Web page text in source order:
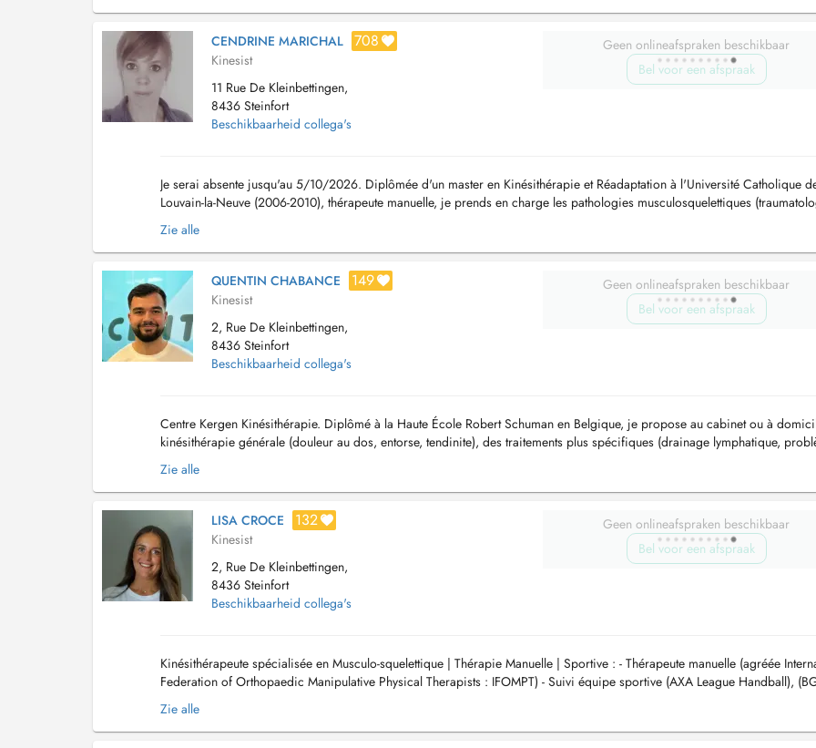
CENDRINE MARICHAL 708
Kinesist
11 Rue De Kleinbettingen,
8436 Steinfort
Beschikbaarheid collega's
Geen onlineafspraken beschikbaar
Bel voor een afspraak
Je serai absente jusqu'au 5/10/2026. Diplômée d'un master en Kinésithérapie et Réadaptation à l'Université Catholique
Louvain-la-Neuve (2006-2010), thérapeute manuelle, je prends en charge les pathologies musculosquelettiques
orthopédie simple ou complexe et post opératoire),...
Zie alle
QUENTIN CHABANCE 149
Kinesist
2, Rue De Kleinbettingen,
8436 Steinfort
Beschikbaarheid collega's
Geen onlineafspraken beschikbaar
Bel voor een afspraak
Centre Kergen Kinésithérapie. Diplômé à la Haute École Robert Schuman en Belgique, je propose au cabinet ou à
kinésithérapie générale (douleur au dos, entorse, tendinite), des traitements plus spécifiques (drainage lymphatique,
respiratoires) mais également de la thérapie s...
Zie alle
LISA CROCE 132
Kinesist
2, Rue De Kleinbettingen,
8436 Steinfort
Beschikbaarheid collega's
Geen onlineafspraken beschikbaar
Bel voor een afspraak
Kinésithérapeute spécialisée en Musculo-squelettique | Thérapie Manuelle | Sportive : - Thérapeute manuelle (agréée
Federation of Orthopaedic Manipulative Physical Therapists : IFOMPT) - Suivi équipe sportive (AXA League Handball),
Ligue football), (FLF) - Visites à domicile ...
Zie alle